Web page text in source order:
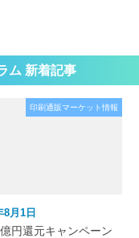
ム 新着記事
印刷通販マーケット情報
8月1日
円還元キャンペーン